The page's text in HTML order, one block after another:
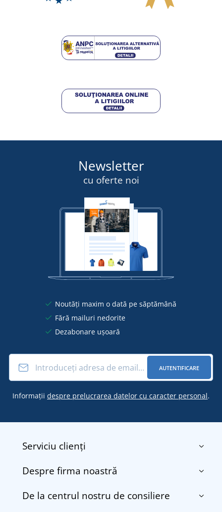
Newsletter
cu oferte noi
Noutăți maxim o dată pe săptămână
Fără mailuri nedorite
Dezabonare ușoară
AUTENTIFICARE
Informații despre prelucrarea datelor cu caracter personal.
Serviciu clienți
Contact
Transport și plată
Despre firma noastră
Despre noi
De la centrul nostru de consiliere